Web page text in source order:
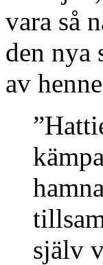
vara så
den nya
av
själv